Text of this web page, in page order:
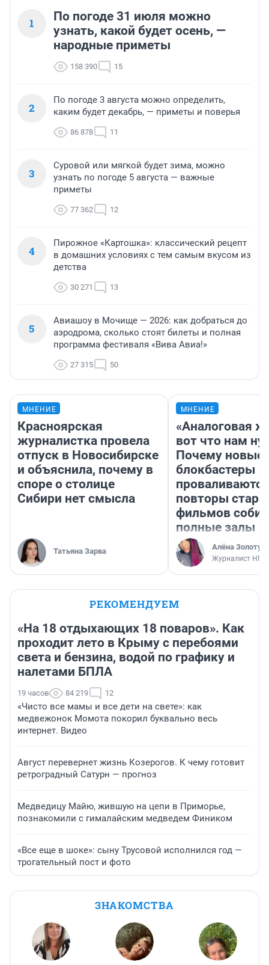
1
По погоде 31 июля можно
узнать, какой будет осень, —
народные приметы
158 390 15
2
По погоде 3 августа можно определить,
каким будет декабрь, — приметы и поверья
86 878 11
3
Суровой или мягкой будет зима, можно
узнать по погоде 5 августа — важные
приметы
77 362 12
4
Пирожное «Картошка»: классический рецепт
в домашних условиях с тем самым вкусом из
детства
30 271 13
5
Авиашоу в Мочище — 2026: как добраться до
аэродрома, сколько стоят билеты и полная
программа фестиваля «Вива Авиа!»
27 315 50
МНЕНИЕ
Красноярская
журналистка провела
отпуск в Новосибирске
и объяснила, почему в
споре о столице
Сибири нет смысла
Татьяна Зарва
МНЕНИЕ
«Аналоговая
вот что нам
Почему новые
блокбастеры
повторы
фильмов
полные залы
Алёна
Журналист НГС
РЕКОМЕНДУЕМ
«На 18 отдыхающих 18 поваров». Как
проходит лето в Крыму с перебоями
света и бензина, водой по графику и
налетами БПЛА
19 часов 84 219 12
«Чисто все мамы и все дети на свете»: как
медвежонок Момота покорил буквально весь
интернет. Видео
Август перевернет жизнь Козерогов. К чему готовит
ретроградный Сатурн — прогноз
Медведицу Майю, жившую на цепи в Приморье,
познакомили с гималайским медведем Фиником
«Все еще в шоке»: сыну Трусовой исполнился год —
трогательный пост и фото
ЗНАКОМСТВА